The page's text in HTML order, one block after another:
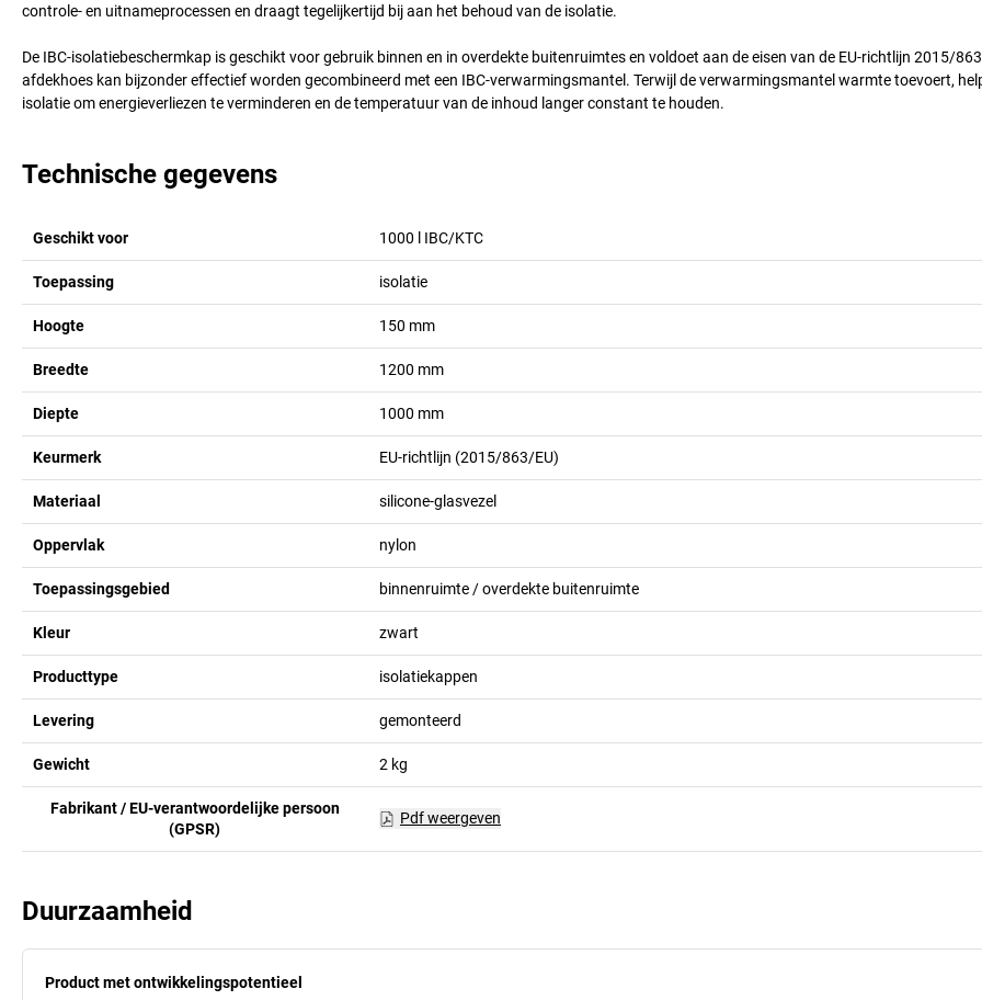
controle- en uitnameprocessen en draagt tegelijkertijd bij aan het behoud van de isolatie.
De IBC-isolatiebeschermkap is geschikt voor gebruik binnen en in overdekte buitenruimtes en voldoet aan de eisen van de EU-richtlijn 2015/
afdekhoes kan bijzonder effectief worden gecombineerd met een IBC-verwarmingsmantel. Terwijl de verwarmingsmantel warmte toevoert,
isolatie om energieverliezen te verminderen en de temperatuur van de inhoud langer constant te houden.
Technische gegevens
Geschikt voor 1000 l IBC/KTC
Toepassing isolatie
Hoogte 150 mm
Breedte 1200 mm
Diepte 1000 mm
Keurmerk EU-richtlijn (2015/863/EU)
Materiaal silicone-glasvezel
Oppervlak nylon
Toepassingsgebied binnenruimte / overdekte buitenruimte
Kleur zwart
Producttype isolatiekappen
Levering gemonteerd
Gewicht 2 kg
Fabrikant / EU-verantwoordelijke persoon
(GPSR)
Pdf weergeven
Duurzaamheid
Product met ontwikkelingspotentieel